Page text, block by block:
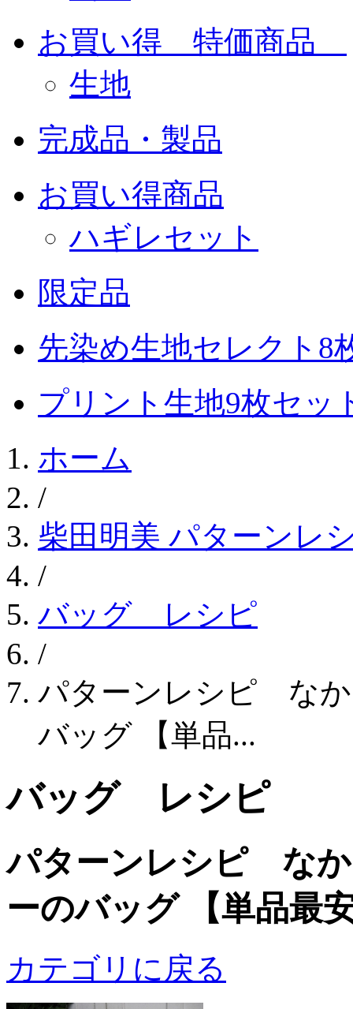
お買い得 特価商品
生地
完成品・製品
お買い得商品
ハギレセット
限定品
先染め生地セレクト8
プリント生地9枚セッ
ホーム
/
柴田明美 パターンレ
/
バッグ レシピ
/
パターンレシピ なか
バッグ 【単品...
バッグ レシピ
パターンレシピ な
ーのバッグ 【単品最
カテゴリに戻る